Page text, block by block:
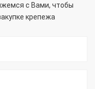
с Вами, чтобы
крепежа